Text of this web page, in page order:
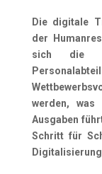
Die digitale
der
sich die
werden, was
Ausgaben
Schritt für